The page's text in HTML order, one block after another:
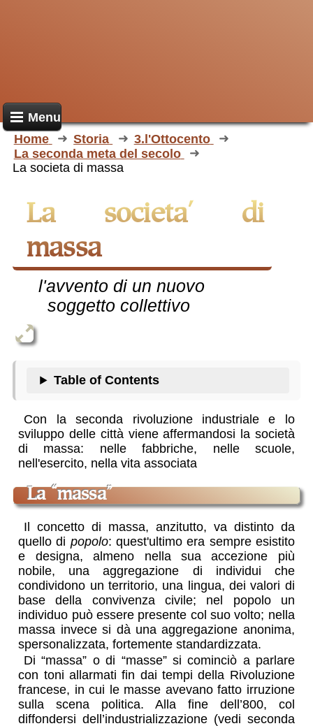
Menu
Home
Storia
3.l'Ottocento
La seconda meta del secolo
La societa di massa
La societa' di
massa
l'avvento di un nuovo
soggetto collettivo
Table of Contents
Con la seconda rivoluzione industriale e lo
sviluppo delle città viene affermandosi la società
di massa: nelle fabbriche, nelle scuole,
nell'esercito, nella vita associata
la “massa”
Il concetto di massa, anzitutto, va distinto da
quello di popolo: quest'ultimo era sempre esistito
e designa, almeno nella sua accezione più
nobile, una aggregazione di individui che
condividono un territorio, una lingua, dei valori di
base della convivenza civile; nel popolo un
individuo può essere presente col suo volto; nella
massa invece si dà una aggregazione anonima,
spersonalizzata, fortemente standardizzata.
Di “massa” o di “masse” si cominciò a parlare
con toni allarmati fin dai tempi della Rivoluzione
francese, in cui le masse avevano fatto irruzione
sulla scena politica. Alla fine dell’800, col
diffondersi dell’industrializzazione (vedi seconda